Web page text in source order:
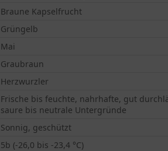
Braune Kapselfrucht
Grüngelb
Mai
Graubraun
Herzwurzler
Frische bis feuchte, nahrhafte, gut
saure bis neutrale Untergründe
Sonnig, geschützt
5b (-26,0 bis -23,4 °C)